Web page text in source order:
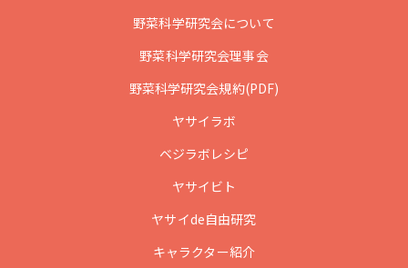
野菜科学研究会について
野菜科学研究会理事会
野菜科学研究会規約(PDF)
ヤサイラボ
ベジラボレシピ
ヤサイビト
ヤサイde自由研究
キャラクター紹介